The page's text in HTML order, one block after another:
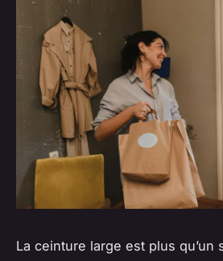
La ceinture large est plus qu’un